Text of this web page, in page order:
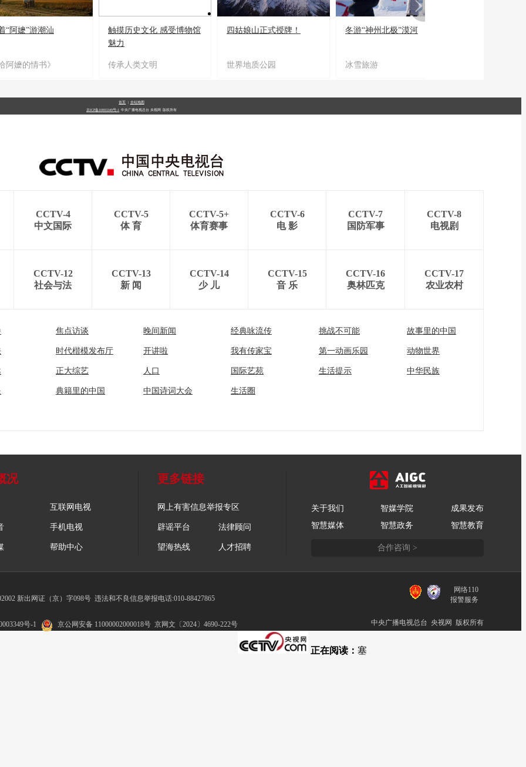
“阿嬷”游潮汕
阿嬷的情书》
触摸历史文化 感受博物馆
魅力
传承人类文明
四姑娘山正式授牌！
世界地质公园
冬游“神州北极”漠河
冰雪旅游
首页 全站地图
京ICP备10003349号-1 中央广播电视总台 央视网 版权所有
CCTV-4
中文国际
CCTV-5
体 育
CCTV-5+
体育赛事
CCTV-6
电 影
CCTV-7
国防军事
CCTV-8
电视剧
CCTV-12
社会与法
CCTV-13
新 闻
CCTV-14
少 儿
CCTV-15
音 乐
CCTV-16
奥林匹克
CCTV-17
农业农村
焦点访谈 晚间新闻 经典咏流传 挑战不可能 故事里的中国
时代楷模发布厅 开讲啦 我有传家宝 第一动画乐园 动物世界
正大综艺 人口 国际艺苑 生活提示 中华民族
典籍里的中国 中国诗词大会 生活圈
况
互联网电视
手机电视
帮助中心
更多链接
网上有害信息举报专区
辟谣平台 法律顾问
望海热线 人才招聘
关于我们 智媒学院
成果发布
智慧媒体
智慧政务 智慧教育
合作咨询 >
新出网证（京）字098号 违法和不良信息举报电话:010-88427865
号-1 京公网安备 11000002000018号 京网文〔2024〕4690-222号
网络110
报警服务
中央广播电视总台 央视网 版权所有
正在阅读： 塞